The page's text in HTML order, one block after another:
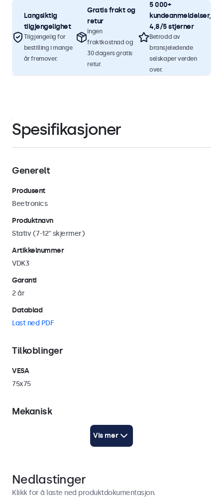
Langsiktig
tilgjengelighet
Tilgjengelig for
bestilling i mange
år fremover.
Gratis frakt og
retur
Ingen
fraktkostnad og
30 dagers gratis
retur.
5 000+
kundeanmeldelser,
4,8/5 stjerner
Betrodd av
bransjeledende
selskaper verden
over.
Spesifikasjoner
Generelt
Produsent
Beetronics
Produktnavn
Stativ (7-12'' skjermer)
Artikkelnummer
VDK3
Garanti
2 år
Datablad
Last ned PDF
Tilkoblinger
VESA
75x75
Mekanisk
Sort
Høyde
Vis mer
Nedlastinger
Klikk for å laste ned produktdokumentasjon.